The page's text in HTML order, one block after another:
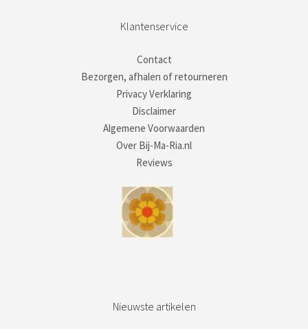
Klantenservice
Contact
Bezorgen, afhalen of retourneren
Privacy Verklaring
Disclaimer
Algemene Voorwaarden
Over Bij-Ma-Ria.nl
Reviews
Nieuwste artikelen